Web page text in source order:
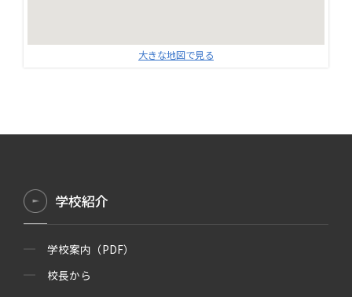
大きな地図で見る
学校紹介
学校案内（PDF）
校長から